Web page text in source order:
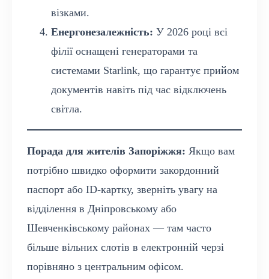
візками.
Енергонезалежність: У 2026 році всі
філії оснащені генераторами та
системами Starlink, що гарантує прийом
документів навіть під час відключень
світла.
Порада для жителів Запоріжжя: Якщо вам
потрібно швидко оформити закордонний
паспорт або ID-картку, зверніть увагу на
відділення в Дніпровському або
Шевченківському районах — там часто
більше вільних слотів в електронній черзі
порівняно з центральним офісом.